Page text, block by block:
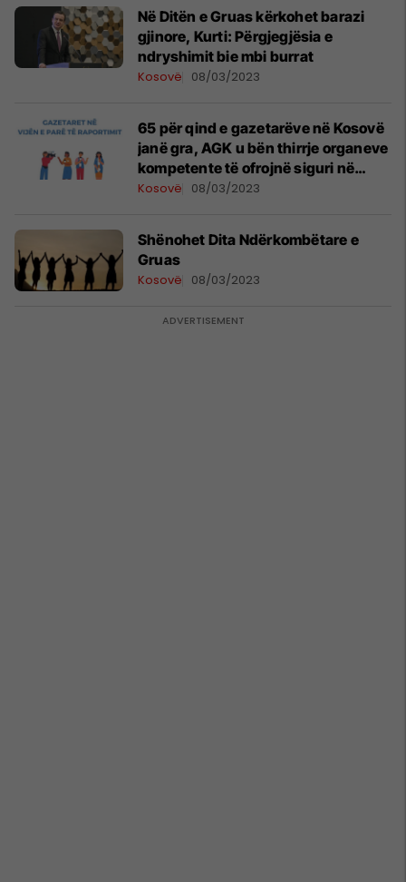
Në Ditën e Gruas kërkohet barazi
gjinore, Kurti: Përgjegjësia e
ndryshimit bie mbi burrat
Kosovë 08/03/2023
65 për qind e gazetarëve në Kosovë
janë gra, AGK u bën thirrje organeve
kompetente të ofrojnë siguri në
ushtrimin e profesionit
Kosovë 08/03/2023
Shënohet Dita Ndërkombëtare e
Gruas
Kosovë 08/03/2023